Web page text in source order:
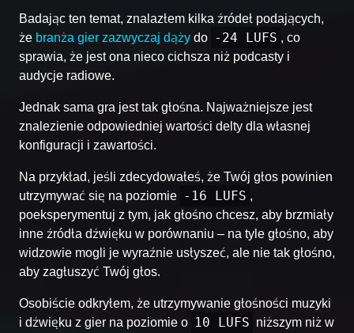
Badając ten temat, znalazłem kilka źródeł podających,
że branża gier zazwyczaj dąży do -24 LUFS , co
sprawia, że jest ona nieco cichsza niż podcasty i
audycje radiowe.
Jednak sama gra jest tak głośna. Najważniejsze jest
znalezienie odpowiedniej wartości delty dla własnej
konfiguracji i zawartości.
Na przykład, jeśli zdecydowałeś, że Twój głos powinien
utrzymywać się na poziomie -16 LUFS ,
poeksperymentuj z tym, jak głośno chcesz, aby brzmiały
inne źródła dźwięku w porównaniu – na tyle głośno, aby
widzowie mogli je wyraźnie usłyszeć, ale nie tak głośno,
aby zagłuszyć Twój głos.
Osobiście odkryłem, że utrzymywanie głośności muzyki
i dźwięku z gier na poziomie o 10 LUFS niższym niż w